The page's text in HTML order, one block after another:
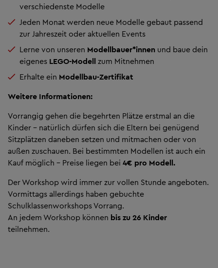
verschiedenste Modelle
Jeden Monat werden neue Modelle gebaut passend
zur Jahreszeit oder aktuellen Events
Lerne von unseren Modellbauer*innen und baue dein
eigenes LEGO-Modell zum Mitnehmen
Erhalte ein Modellbau-Zertifikat
Weitere Informationen:
Vorrangig gehen die begehrten Plätze erstmal an die
Kinder - natürlich dürfen sich die Eltern bei genügend
Sitzplätzen daneben setzen und mitmachen oder von
außen zuschauen. Bei bestimmten Modellen ist auch ein
Kauf möglich - Preise liegen bei 4€ pro Modell.
Der Workshop wird immer zur vollen Stunde angeboten.
Vormittags allerdings haben gebuchte
Schulklassenworkshops Vorrang.
An jedem Workshop können bis zu 26 Kinder
teilnehmen.